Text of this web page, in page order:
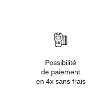
Possibilité
de paiement
en 4x sans frais